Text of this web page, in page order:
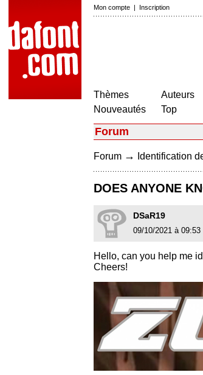
Mon compte | Inscription
Thèmes
Nouveautés
Auteurs
Top
Forum
Forum → Identification
DOES ANYONE
DSaR19
09/10/2021 à 09:53
Hello, can you help me
Cheers!